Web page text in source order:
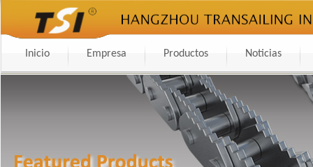
Inicio Empresa Productos Noticias